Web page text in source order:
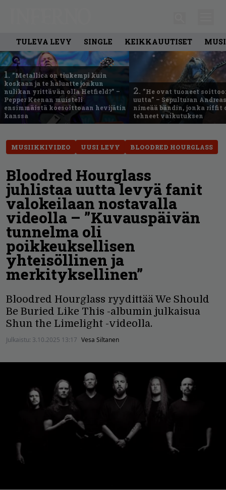
TULEVA LEVY SINGLE KEIKKAUUTISET
1. ”Metallica on tiukempi kuin
koskaan ja te haluatte jonkun
nulikan yrittävän olla Hetfield?” –
Pepper Keenan muisteli
ensimmäistä koesoittoaan hevijätin
kanssa
2. ”He ovat tuoneet
uutta” – Sepulturan
nimeää bändin, jonka riffit
tehneet vaikutuksen
MUSIIKKIVIDEO UUSI LEVY BLOODRED HOURGLASS
Bloodred Hourglass
juhlistaa uutta levyä fanit
valokeilaan nostavalla
videolla – ”Kuvauspäivän
tunnelma oli
poikkeuksellisen
yhteisöllinen ja
merkityksellinen”
Bloodred Hourglass ryydittää We Should
Be Buried Like This -albumin julkaisua
Shun the Limelight -videolla.
Julkaistu: 3.10.2025 13:17 Vesa Siltanen